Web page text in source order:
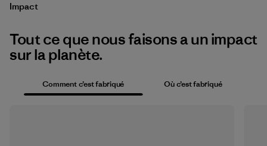
Impact
Tout ce que nous faisons a un impact
sur la planète.
Comment c’est fabriqué Où c’est fabriqué